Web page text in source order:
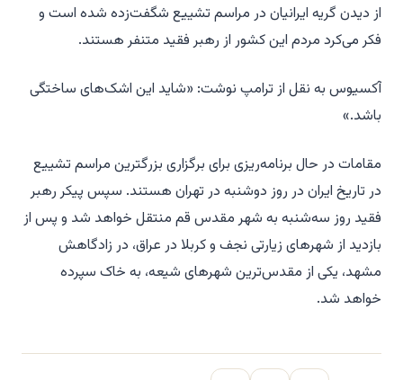
از دیدن گریه ایرانیان در مراسم تشییع شگفت‌زده شده است و
فکر می‌کرد مردم این کشور از رهبر فقید متنفر هستند.
آکسیوس به نقل از ترامپ نوشت: «شاید این اشک‌های ساختگی
باشد.»
مقامات در حال برنامه‌ریزی برای برگزاری بزرگترین مراسم تشییع
در تاریخ ایران در روز دوشنبه در تهران هستند. سپس پیکر رهبر
فقید روز سه‌شنبه به شهر مقدس قم منتقل خواهد شد و پس از
بازدید از شهرهای زیارتی نجف و کربلا در عراق، در زادگاهش
مشهد، یکی از مقدس‌ترین شهرهای شیعه، به خاک سپرده
خواهد شد.